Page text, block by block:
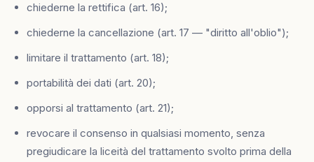
chiederne la rettifica (art. 16);
chiederne la cancellazione (art. 17 — "diritto all'oblio");
limitare il trattamento (art. 18);
portabilità dei dati (art. 20);
opporsi al trattamento (art. 21);
revocare il consenso in qualsiasi momento, senza
pregiudicare la liceità del trattamento svolto prima della